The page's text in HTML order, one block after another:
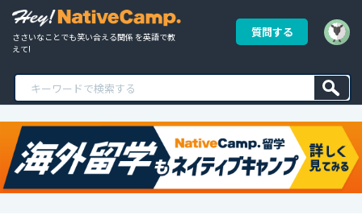
ささいなことでも笑い合える関係 を英語で教
えて!
質問する